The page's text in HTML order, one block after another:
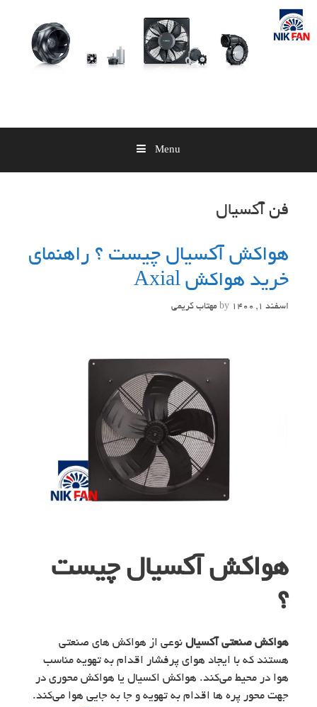
Skip
content
Menu
فن آکسیال
هواکش آکسیال چیست ؟ راهنمای
خرید هواکش Axial
اسفند 1, 1400 by مهتاب کریمی
هواکش آکسیال چیست
؟
هواکش صنعتی آکسیال نوعی از هواکش های صنعتی
هستند که با ایجاد هوای پرفشار اقدام به تهویه مناسب
هوا در محیط می‌کند. هواکش اکسیال یا هواکش محوری در
جهت محور پره ها اقدام به تهویه و جا به جایی هوا می‌کند.